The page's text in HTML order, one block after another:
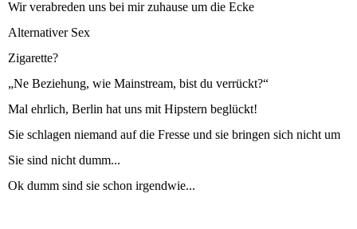
Wir verabreden uns bei mir zuhause um die Ecke
Alternativer Sex
Zigarette?
„Ne Beziehung, wie Mainstream, bist du verrückt?“
Mal ehrlich, Berlin hat uns mit Hipstern beglückt!
Sie schlagen niemand auf die Fresse und sie bringen sich nicht um
Sie sind nicht dumm...
Ok dumm sind sie schon irgendwie...